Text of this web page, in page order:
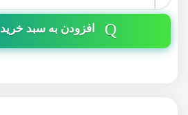
افزودن به سبد خرید